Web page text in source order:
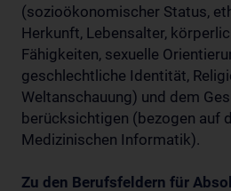
(sozioökonomischer Status,
Herkunft, Lebensalter,
Fähigkeiten, sexuelle
geschlechtliche Identität,
Weltanschauung) und dem
berücksichtigen (bezogen auf
Medizinischen Informatik).
Zu den Berufsfeldern für